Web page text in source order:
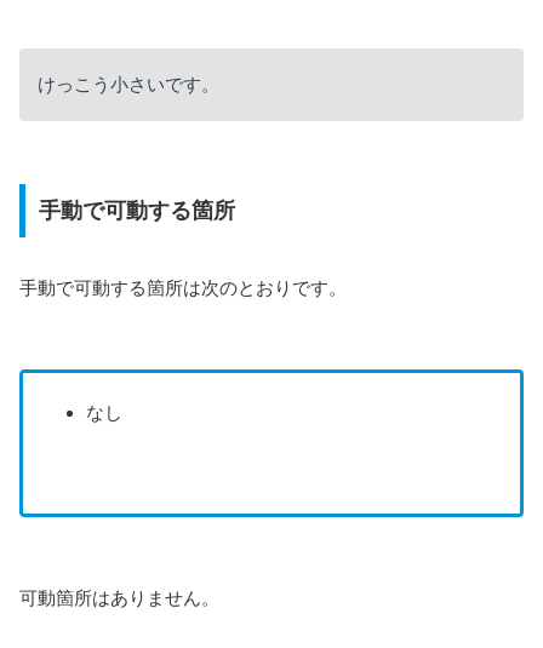
けっこう小さいです。
手動で可動する箇所
手動で可動する箇所は次のとおりです。
なし
可動箇所はありません。